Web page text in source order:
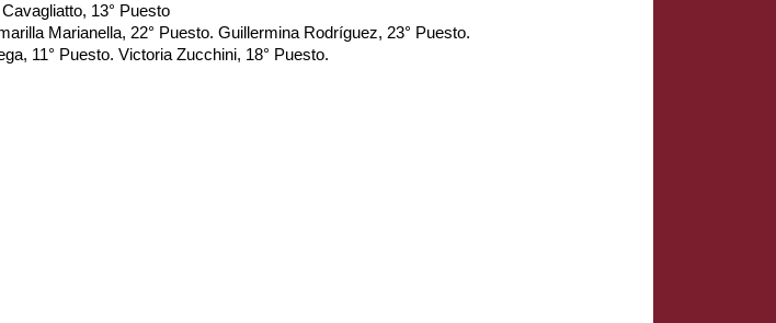
13° Puesto
Marianella, 22° Puesto. Guillermina Rodríguez, 23° Puesto.
11° Puesto. Victoria Zucchini, 18° Puesto.